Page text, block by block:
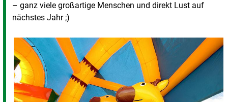
– ganz viele großartige Menschen und direkt Lust auf
nächstes Jahr ;)